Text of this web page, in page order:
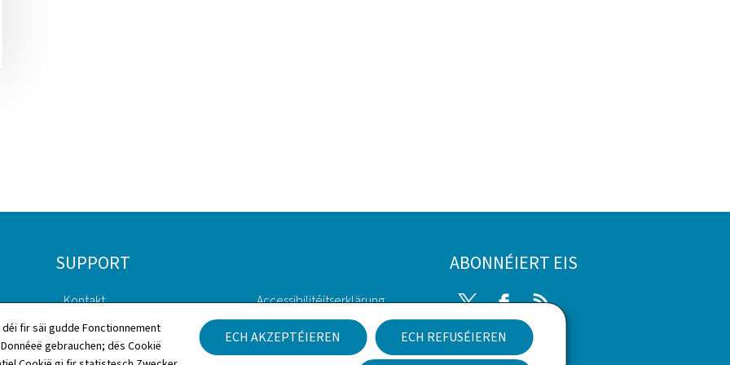
fir säi gudde Fonctionnement
gebrauchen; dës Cookië
ECH AKZEPTÉIEREN ECH REFUSÉIEREN
SUPPORT
Kontakt
Sitemap
Accessibilitéitserklärung
Rechtlech Aspekter
ABONNÉIERT EIS
TwitterFacebook
RSS